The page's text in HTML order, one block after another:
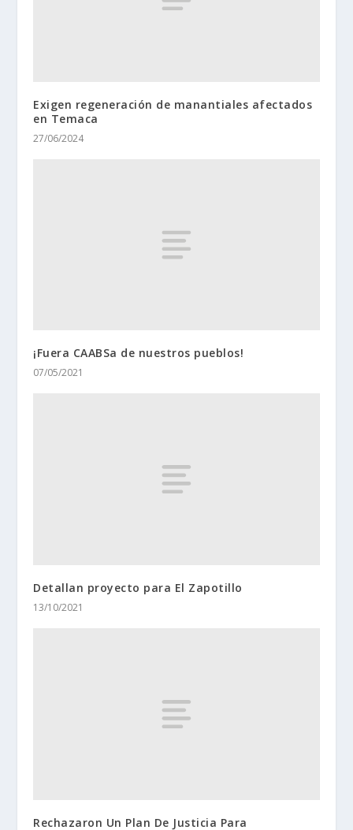
Exigen regeneración de manantiales afectados
en Temaca
27/06/2024
¡Fuera CAABSa de nuestros pueblos!
07/05/2021
Detallan proyecto para El Zapotillo
13/10/2021
Rechazaron Un Plan De Justicia Para